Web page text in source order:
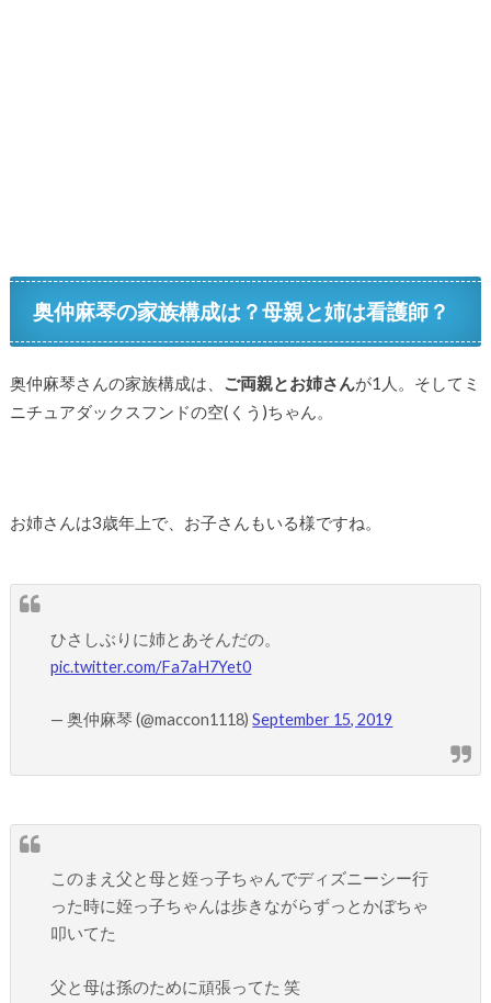
奥仲麻琴の家族構成は？母親と姉は看護師？
奥仲麻琴さんの家族構成は、 ご両親とお姉さんが1人。そしてミ
ニチュアダックスフンドの空(くう)ちゃん。
お姉さんは3歳年上で、お子さんもいる様ですね。
ひさしぶりに姉とあそんだの。
pic.twitter.com/Fa7aH7Yet0
— 奥仲麻琴 (@maccon1118)September 15, 2019
このまえ父と母と姪っ子ちゃんでディズニーシー行
った時に姪っ子ちゃんは歩きながらずっとかぼちゃ
叩いてた
父と母は孫のために頑張ってた 笑